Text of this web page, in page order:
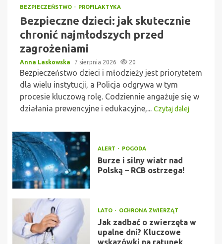
BEZPIECZEŃSTWO PROFILAKTYKA
Bezpieczne dzieci: jak skutecznie
chronić najmłodszych przed
zagrożeniami
Anna Laskowska 7 sierpnia 2026 20
Bezpieczeństwo dzieci i młodzieży jest priorytetem
dla wielu instytucji, a Policja odgrywa w tym
procesie kluczową rolę. Codziennie angażuje się w
działania prewencyjne i edukacyjne,... Czytaj dalej
ALERT POGODA
Burze i silny wiatr nad
Polską – RCB ostrzega!
LATO OCHRONA ZWIERZĄT
Jak zadbać o zwierzęta w
upalne dni? Kluczowe
wskazówki na ratunek